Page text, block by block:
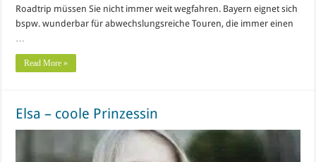
Roadtrip müssen Sie nicht immer weit wegfahren. Bayern eignet sich
bspw. wunderbar für abwechslungsreiche Touren, die immer einen
…
Read More »
Elsa – coole Prinzessin